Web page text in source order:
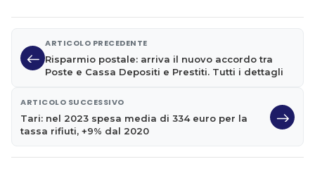
ARTICOLO PRECEDENTE
Risparmio postale: arriva il nuovo accordo tra
Poste e Cassa Depositi e Prestiti. Tutti i dettagli
ARTICOLO SUCCESSIVO
Tari: nel 2023 spesa media di 334 euro per la
tassa rifiuti, +9% dal 2020